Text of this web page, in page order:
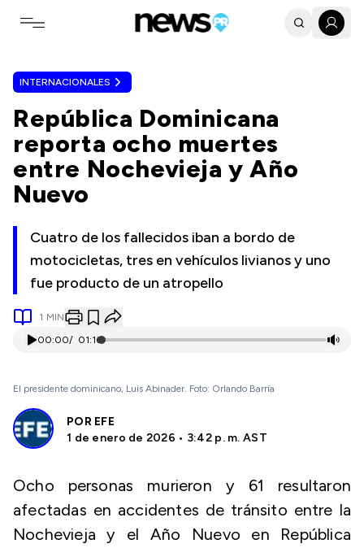
Toggle navigation menu
INTERNACIONALES
República Dominicana
reporta ocho muertes
entre Nochevieja y Año
Nuevo
Cuatro de los fallecidos iban a bordo de
motocicletas, tres en vehículos livianos y uno
fue producto de un atropello
1 MIN
00:00/ 01:16
El presidente dominicano, Luis Abinader. Foto: Orlando Barría
POR EFE
1 de enero de 2026 • 3:42 p. m. AST
Ocho personas murieron y 61 resultaron
afectadas en accidentes de tránsito entre la
Nochevieja y el Año Nuevo en República